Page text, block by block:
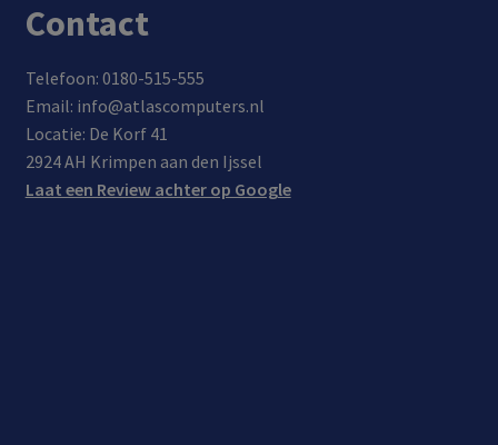
Contact
Telefoon: 0180-515-555
Email: info@atlascomputers.nl
Locatie: De Korf 41
2924 AH Krimpen aan den Ijssel
Laat een Review achter op Google